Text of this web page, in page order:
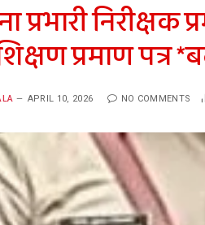
निरीक्षक
प्रमाण
APRIL 10, 2026 NO COMMENTS